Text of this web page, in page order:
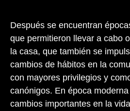
Después se encuentran
que permitieron llevar a cabo
la casa, que también se
cambios de hábitos en la
con mayores privilegios y
canónigos. En época
cambios importantes en la